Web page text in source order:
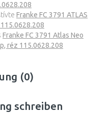
Franke FC 3791 ATLAS
Franke FC 3791 Atlas Neo
réz 115.0628.208
(0)
schreiben